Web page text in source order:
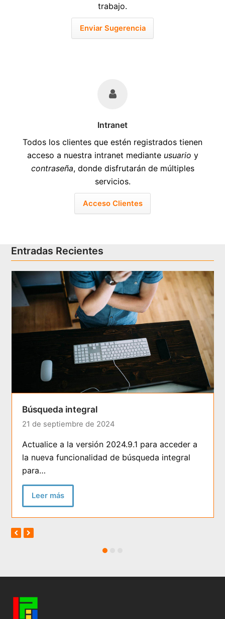
trabajo.
Enviar Sugerencia
Intranet
Todos los clientes que estén registrados tienen
acceso a nuestra intranet mediante usuario y
contraseña, donde disfrutarán de múltiples
servicios.
Acceso Clientes
Entradas Recientes
Búsqueda integral
21 de septiembre de 2024
Actualice a la versión 2024.9.1 para acceder a
la nueva funcionalidad de búsqueda integral
para…
Leer más
previous